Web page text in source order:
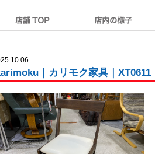
｜カリモク家具｜XT0611